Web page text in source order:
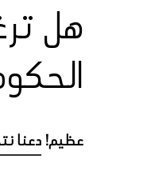
هل
عظيم!دعنا